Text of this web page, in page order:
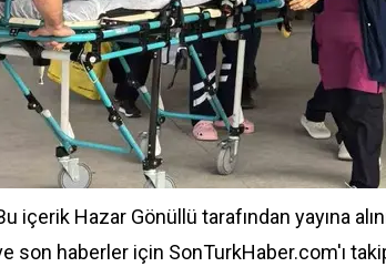
içerik Hazar Gönüllü tarafından yayına
son haberler için SonTurkHaber.com'ı